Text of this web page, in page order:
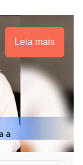
Leia mais